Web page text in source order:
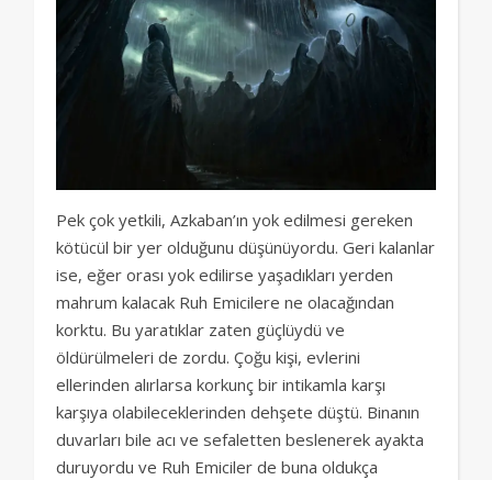
Pek çok yetkili, Azkaban’ın yok edilmesi gereken
kötücül bir yer olduğunu düşünüyordu. Geri kalanlar
ise, eğer orası yok edilirse yaşadıkları yerden
mahrum kalacak Ruh Emicilere ne olacağından
korktu. Bu yaratıklar zaten güçlüydü ve
öldürülmeleri de zordu. Çoğu kişi, evlerini
ellerinden alırlarsa korkunç bir intikamla karşı
karşıya olabileceklerinden dehşete düştü. Binanın
duvarları bile acı ve sefaletten beslenerek ayakta
duruyordu ve Ruh Emiciler de buna oldukça